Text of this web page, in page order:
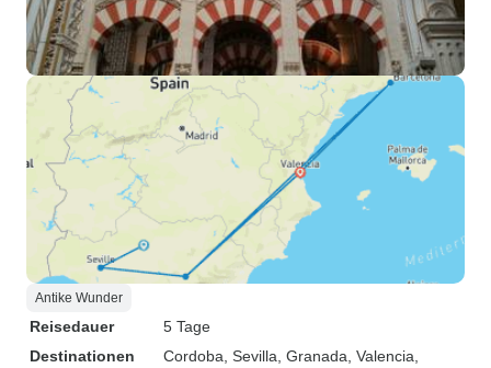
Antike Wunder
Reisedauer
5 Tage
Destinationen
Cordoba , Sevilla , Granada , Valencia